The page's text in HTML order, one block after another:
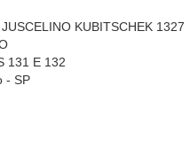
KUBITSCHEK 1327
131 E 132
- SP